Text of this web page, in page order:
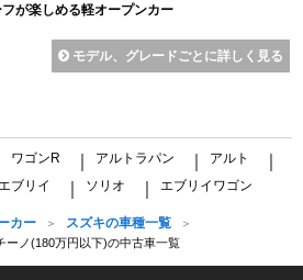
が楽しめる軽オープンカー
モデル、グレードごとに詳しく見る
ワゴンR アルトラパン アルト
ブリイ ソリオ エブリイワゴン
カー
スズキの車種一覧
ーノ(180万円以下)の中古車一覧